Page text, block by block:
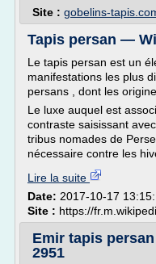
Site : gobelins-
Tapis persan —
Le tapis persan est un
manifestations les plus
persans , dont les
Le luxe auquel est
contraste saisissant
tribus nomades de
nécessaire contre les
Lire la suite
Date: 2017-10-17
Site : https://
Emir tapis
2951